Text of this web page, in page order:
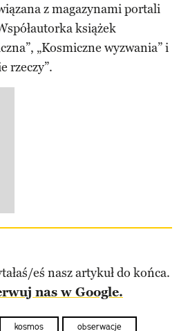
z magazynami portali
książek
„Kosmiczne wyzwania” i
rzeczy”.
eś nasz artykuł do końca.
nas w Google.
kosmos obserwacje